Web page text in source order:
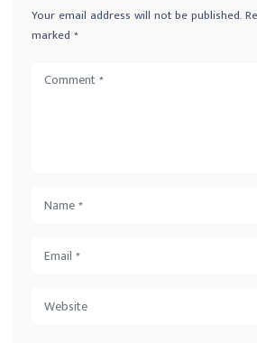
Your email address will not be published.
marked *